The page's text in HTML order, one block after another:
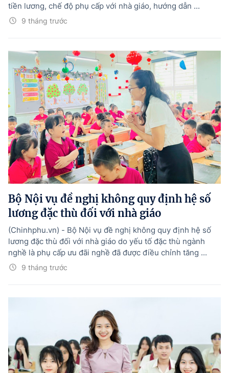
9 tháng trước
tiền lương, chế độ phụ cấp với nhà giáo, hướng dẫn ...
Bộ Nội vụ đề nghị không quy định hệ số
lương đặc thù đối với nhà giáo
9 tháng trước
(Chinhphu.vn) - Bộ Nội vụ đề nghị không quy định hệ số
lương đặc thù đối với nhà giáo do yếu tố đặc thù ngành
nghề là phụ cấp ưu đãi nghề đã được điều chỉnh tăng ...